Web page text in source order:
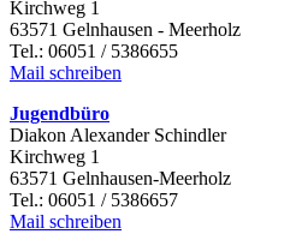
Kirchweg 1
63571 Gelnhausen - Meerholz
Tel.: 06051 / 5386655
Mail schreiben
Jugendbüro
Diakon Alexander Schindler
Kirchweg 1
63571 Gelnhausen-Meerholz
Tel.: 06051 / 5386657
Mail schreiben